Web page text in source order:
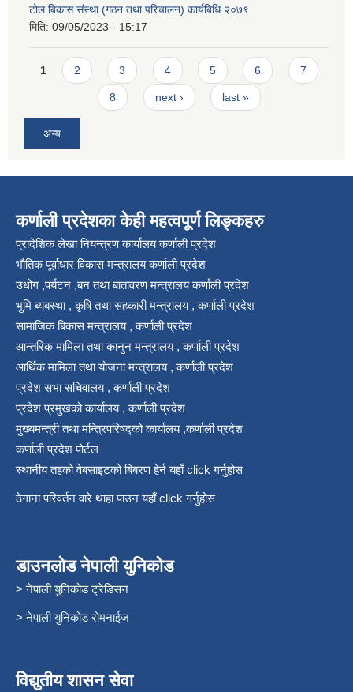
टोल बिकास संस्था (गठन तथा परिचालन) कार्यबिधि २०७९
मिति: 09/05/2023 - 15:17
Pages
1 2 3 4 5 6 7
8 next › last »
अन्य
कर्णाली प्रदेशका केही महत्वपूर्ण लिङ्कहरु
प्रादेशिक लेखा नियन्त्रण कार्यालय कर्णाली प्रदेश
भौतिक पूर्वाधार विकास मन्त्रालय कर्णाली प्रदेश
उधोग ,पर्यटन ,बन तथा बातावरण मन्त्रालय कर्णाली प्रदेश
भुमि ब्यबस्था , कृषि तथा सहकारी मन्त्रालय , कर्णाली प्रदेश
सामाजिक बिकास मन्त्रालय , कर्णाली प्रदेश
आन्तरिक मामिला तथा कानुन मन्त्रालय , कर्णाली प्रदेश
आर्थिक मामिला तथा योजना मन्त्रालय , कर्णाली प्रदेश
प्रदेश सभा सचिवालय , कर्णाली प्रदेश
प्रदेश प्रमुखको कार्यालय , कर्णाली प्रदेश
मुख्यमन्त्री तथा मन्त्रिपरिषद्को कार्यालय ,कर्णाली प्रदेश
कर्णाली प्रदेश पोर्टल
स्थानीय तहको वेबसाइटको बिबरण हेर्न यहाँ click गर्नुहोस
ठेगाना परिवर्तन वारे थाहा पाउन यहाँ click गर्नुहोस
डाउनलोड नेपाली युनिकोड
> नेपाली युनिकोड ट्रेडिसन
> नेपाली युनिकोड रोमनाईज
विद्युतीय शासन सेवा